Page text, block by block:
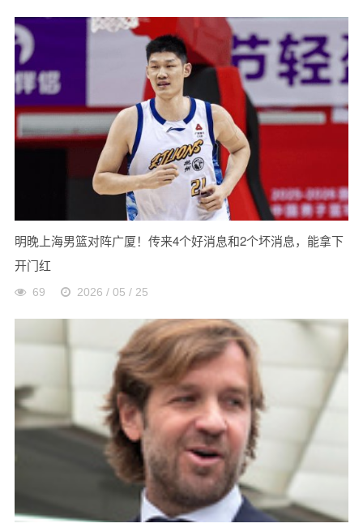
明晚上海男篮对阵广厦！传来4个好消息和2个坏消息，能拿下
开门红
69 2026 / 05 / 25